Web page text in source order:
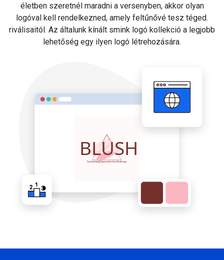
életben szeretnél maradni a versenyben, akkor olyan
logóval kell rendelkezned, amely feltűnővé tesz téged.
riválisaitól. Az általunk kínált smink logó kollekció a legjobb
lehetőség egy ilyen logó létrehozására.